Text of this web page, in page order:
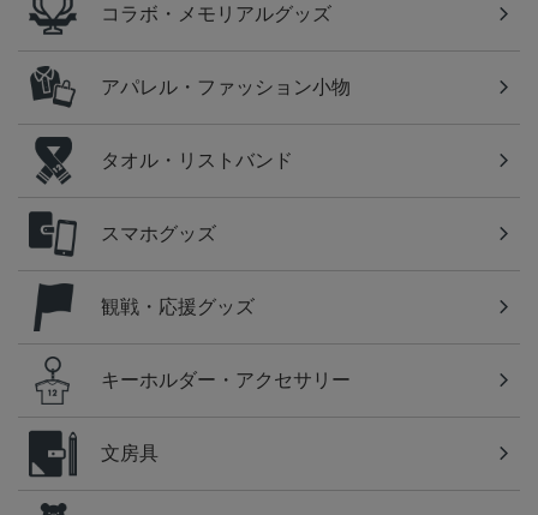
コラボ・メモリアルグッズ
アパレル・ファッション小物
タオル・リストバンド
スマホグッズ
観戦・応援グッズ
キーホルダー・アクセサリー
文房具